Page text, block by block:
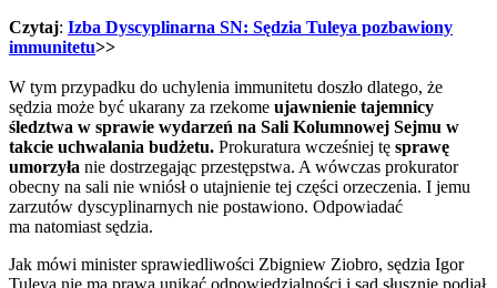
Czytaj: Izba Dyscyplinarna SN: Sędzia Tuleya pozbawiony
immunitetu>>
W tym przypadku do uchylenia immunitetu doszło dlatego, że
sędzia może być ukarany za rzekome ujawnienie tajemnicy
śledztwa w sprawie wydarzeń na Sali Kolumnowej Sejmu w
takcie uchwalania budżetu. Prokuratura wcześniej tę sprawę
umorzyła nie dostrzegając przestępstwa. A wówczas prokurator
obecny na sali nie wniósł o utajnienie tej części orzeczenia. I jemu
zarzutów dyscyplinarnych nie postawiono. Odpowiadać
ma natomiast sędzia.
Jak mówi minister sprawiedliwości Zbigniew Ziobro, sędzia Igor
Tuleya nie ma prawa unikać odpowiedzialności i sąd słusznie podjął